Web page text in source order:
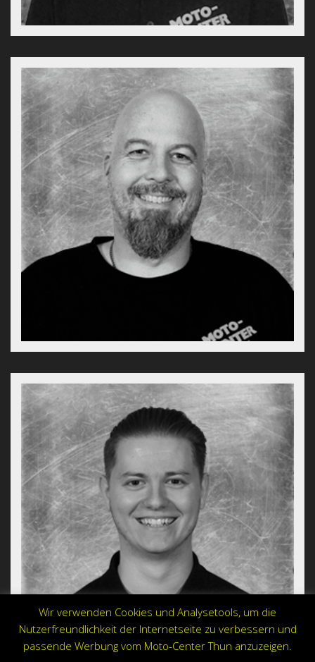
Wir verwenden Cookies und Analysetools, um die
Nutzerfreundlichkeit der Internetseite zu verbessern und
passende Werbung vom Moto-Center Thun anzuzeigen.